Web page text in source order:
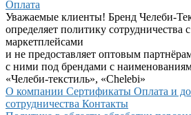
Оплата
Уважаемые клиенты! Бренд Челеби-
определяет политику сотрудничества
маркетплейсами
и не предоставляет оптовым
с ними под брендами с
«Челеби-текстиль», «Chelebi»
О компании Сертификаты Оплата и
сотрудничества Контакты